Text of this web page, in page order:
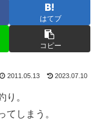
はてブ
コピー
2011.05.13 2023.07.10
り。
てしまう。